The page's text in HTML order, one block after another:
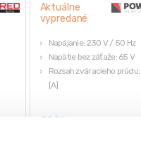
Aktuálne
vypredané
Napájanie: 230 V / 50 Hz
Napätie bez záťaže: 65 V
Rozsah zváracieho prúdu:
[A]
153,30